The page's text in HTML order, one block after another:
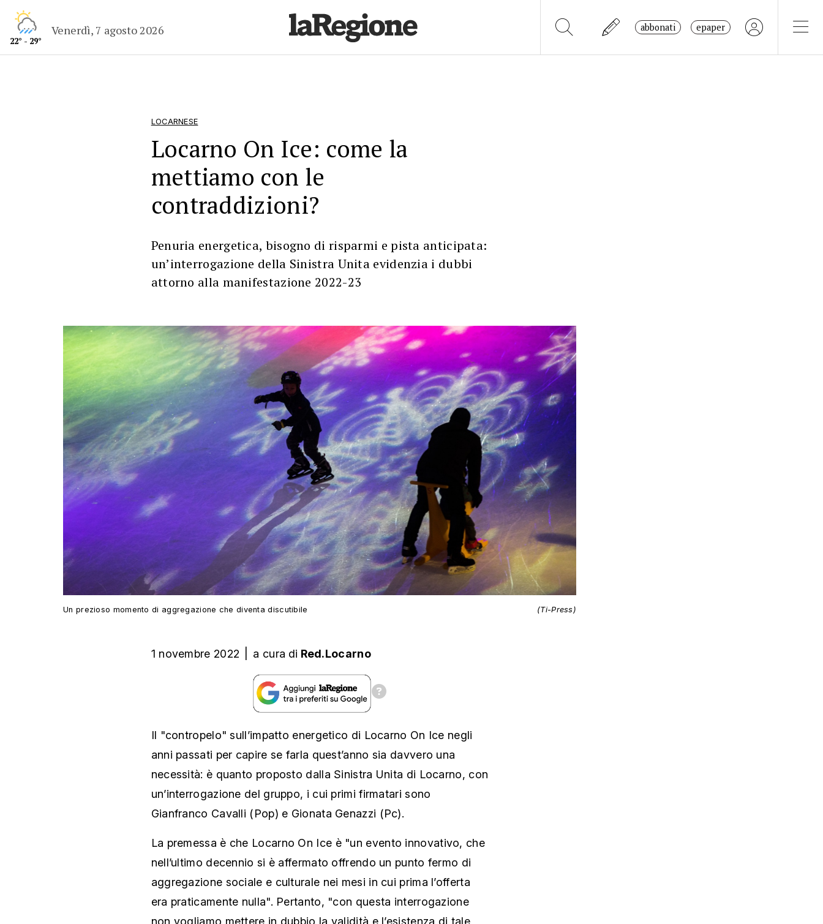
22° - 29°
Venerdì, 7 agosto 2026 abbonati epaper
LOCARNESE
Locarno On Ice: come la
mettiamo con le
contraddizioni?
Penuria energetica, bisogno di risparmi e pista anticipata:
un’interrogazione della Sinistra Unita evidenzia i dubbi
attorno alla manifestazione 2022-23
Un prezioso momento di aggregazione che diventa discutibile (Ti-Press)
1 novembre 2022 a cura di Red.Locarno
Il "contropelo" sull’impatto energetico di Locarno On Ice negli
anni passati per capire se farla quest’anno sia davvero una
necessità: è quanto proposto dalla Sinistra Unita di Locarno, con
un’interrogazione del gruppo, i cui primi firmatari sono
Gianfranco Cavalli (Pop) e Gionata Genazzi (Pc).
La premessa è che Locarno On Ice è "un evento innovativo, che
nell’ultimo decennio si è affermato offrendo un punto fermo di
aggregazione sociale e culturale nei mesi in cui prima l’offerta
era praticamente nulla". Pertanto, "con questa interrogazione
non vogliamo mettere in dubbio la validità e l’esistenza di tale